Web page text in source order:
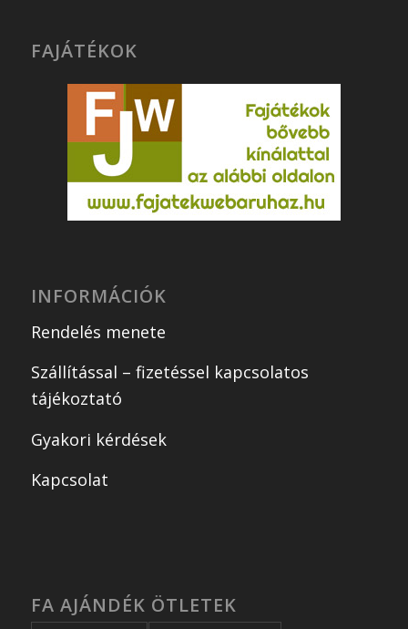
FAJÁTÉKOK
INFORMÁCIÓK
Rendelés menete
Szállítással – fizetéssel kapcsolatos
tájékoztató
Gyakori kérdések
Kapcsolat
FA AJÁNDÉK ÖTLETEK